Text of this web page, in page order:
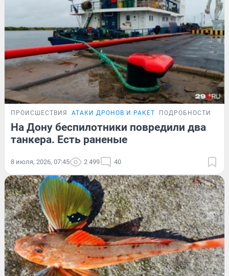
ПРОИСШЕСТВИЯ АТАКИ ДРОНОВ И РАКЕТ ПОДРОБНОСТИ
На Дону беспилотники повредили два
танкера. Есть раненые
8 июля, 2026, 07:45 2 499 40